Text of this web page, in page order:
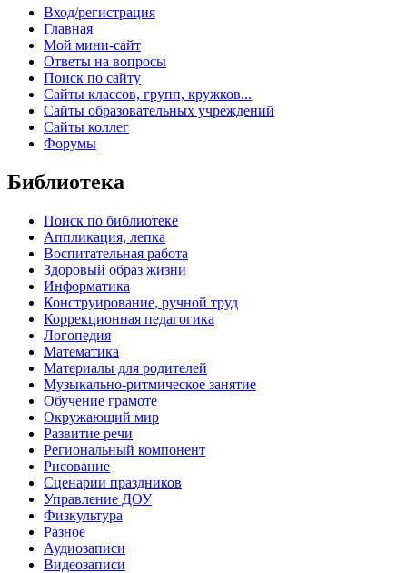
Вход/регистрация
Главная
Мой мини-сайт
Ответы на вопросы
Поиск по сайту
Сайты классов, групп, кружков...
Сайты образовательных учреждений
Сайты коллег
Форумы
Библиотека
Поиск по библиотеке
Аппликация, лепка
Воспитательная работа
Здоровый образ жизни
Информатика
Конструирование, ручной труд
Коррекционная педагогика
Логопедия
Математика
Материалы для родителей
Музыкально-ритмическое занятие
Обучение грамоте
Окружающий мир
Развитие речи
Региональный компонент
Рисование
Сценарии праздников
Управление ДОУ
Физкультура
Разное
Аудиозаписи
Видеозаписи